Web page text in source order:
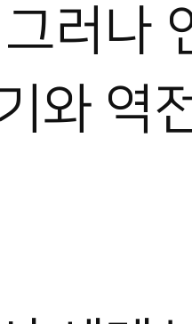
러나
와 역